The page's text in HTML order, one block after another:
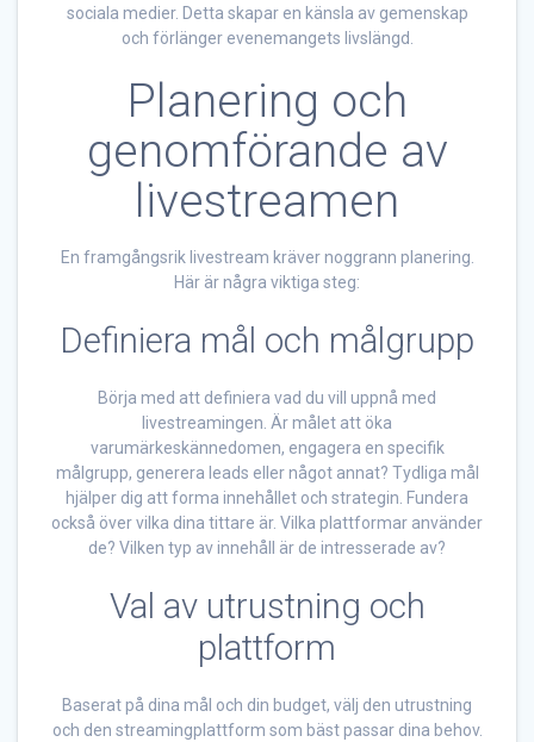
sociala medier. Detta skapar en känsla av gemenskap
och förlänger evenemangets livslängd.
Planering och
genomförande av
livestreamen
En framgångsrik livestream kräver noggrann planering.
Här är några viktiga steg:
Definiera mål och målgrupp
Börja med att definiera vad du vill uppnå med
livestreamingen. Är målet att öka
varumärkeskännedomen, engagera en specifik
målgrupp, generera leads eller något annat? Tydliga mål
hjälper dig att forma innehållet och strategin. Fundera
också över vilka dina tittare är. Vilka plattformar använder
de? Vilken typ av innehåll är de intresserade av?
Val av utrustning och
plattform
Baserat på dina mål och din budget, välj den utrustning
och den streamingplattform som bäst passar dina behov.